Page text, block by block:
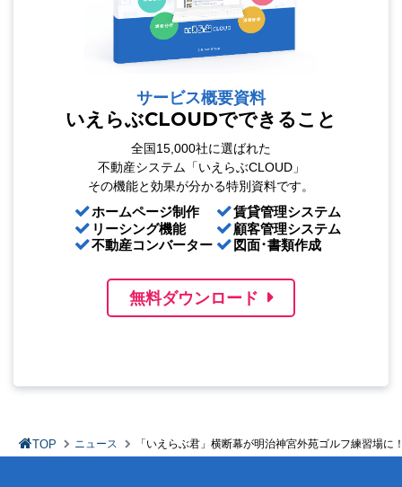
サービス概要資料
いえらぶCLOUDでできること
全国15,000社に選ばれた
不動産システム「いえらぶCLOUD」
その機能と効果が分かる特別資料です。
ホームページ制作
リーシング機能
不動産コンバーター
賃貸管理システム
顧客管理システム
図面･書類作成
無料ダウンロード
TOP ニュース 「いえらぶ君」横断幕が明治神宮外苑ゴルフ練習場